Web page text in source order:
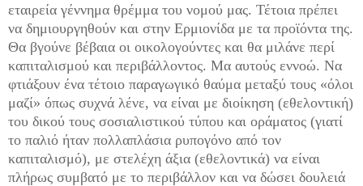
εταιρεία γέννημα θρέμμα του νομού μας. Τέτοια πρέπει
να δημιουργηθούν και στην Ερμιονίδα με τα προϊόντα της.
Θα βγούνε βέβαια οι οικολογούντες και θα μιλάνε περί
καπιταλισμού και περιβάλλοντος. Μα αυτούς εννοώ. Να
φτιάξουν ένα τέτοιο παραγωγικό θαύμα μεταξύ τους «όλοι
μαζί» όπως συχνά λένε, να είναι με διοίκηση (εθελοντική)
του δικού τους σοσιαλιστικού τύπου και οράματος (γιατί
το παλιό ήταν πολλαπλάσια ρυπογόνο από τον
καπιταλισμό), με στελέχη άξια (εθελοντικά) να είναι
πλήρως συμβατό με το περιβάλλον και να δώσει δουλειά